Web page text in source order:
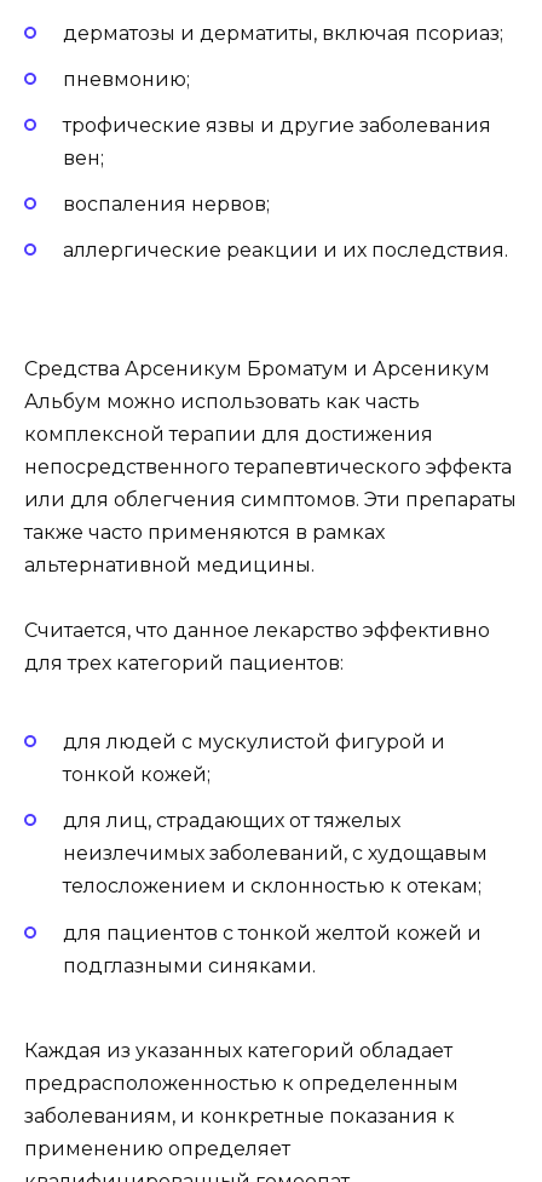
дерматозы и дерматиты, включая псориаз;
пневмонию;
трофические язвы и другие заболевания
вен;
воспаления нервов;
аллергические реакции и их последствия.
Средства Арсеникум Броматум и Арсеникум
Альбум можно использовать как часть
комплексной терапии для достижения
непосредственного терапевтического эффекта
или для облегчения симптомов. Эти препараты
также часто применяются в рамках
альтернативной медицины.
Считается, что данное лекарство эффективно
для трех категорий пациентов:
для людей с мускулистой фигурой и
тонкой кожей;
для лиц, страдающих от тяжелых
неизлечимых заболеваний, с худощавым
телосложением и склонностью к отекам;
для пациентов с тонкой желтой кожей и
подглазными синяками.
Каждая из указанных категорий обладает
предрасположенностью к определенным
заболеваниям, и конкретные показания к
применению определяет